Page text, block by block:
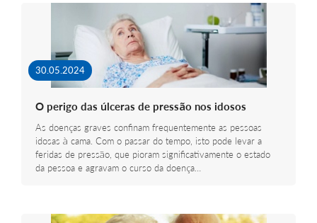
30.05.2024
O perigo das úlceras de pressão nos idosos
As doenças graves confinam frequentemente as pessoas
idosas à cama. Com o passar do tempo, isto pode levar a
feridas de pressão, que pioram significativamente o estado
da pessoa e agravam o curso da doença…